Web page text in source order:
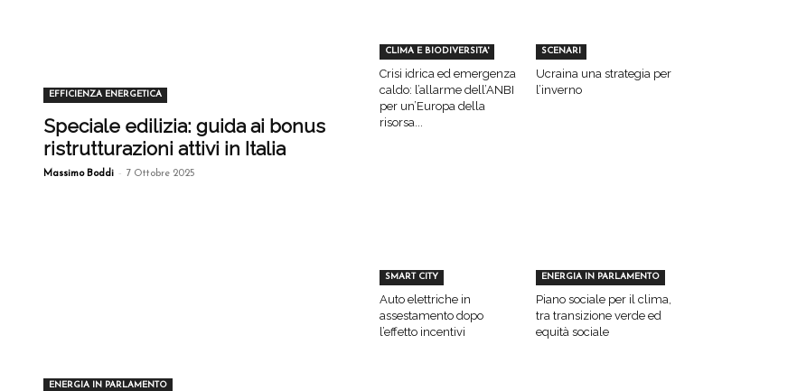
EFFICIENZA ENERGETICA
Speciale edilizia: guida ai bonus
ristrutturazioni attivi in Italia
Massimo Boddi - 7 Ottobre 2025
ENERGIA IN PARLAMENTO
CLIMA E BIODIVERSITA'
Crisi idrica ed emergenza
caldo: l’allarme dell’ANBI
per un’Europa della
risorsa...
SCENARI
Ucraina una strategia per
l’inverno
SMART CITY
Auto elettriche in
assestamento dopo
l’effetto incentivi
ENERGIA IN PARLAMENTO
Piano sociale per il clima,
tra transizione verde ed
equità sociale